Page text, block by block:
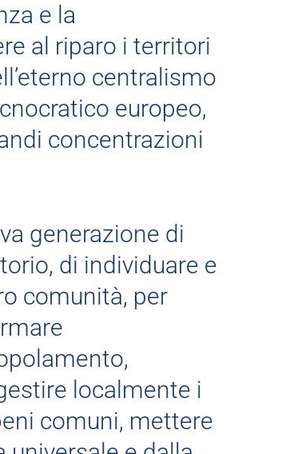
e la
al riparo i territori
centralismo
europeo,
concentrazioni
generazione di
di individuare e
comunità, per
localmente i
comuni, mettere